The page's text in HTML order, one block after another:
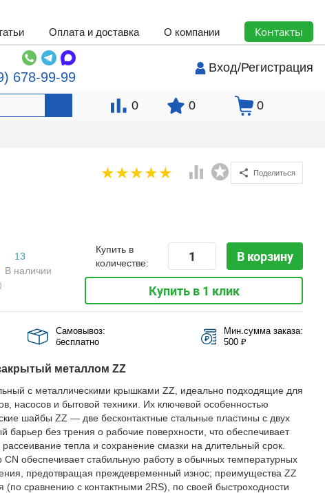
Оплата и доставка О компании Контакты
678-99-99
Вход/Регистрация
0 0 0
Поделиться
13
В наличии
Купить в
количестве:
В корзину
Купить в 1 клик
Самовывоз:
бесплатно
Мин.сумма заказа:
500 ₽
металлом ZZ
с металлическими крышками ZZ, идеально подходящие для
насосов и бытовой техники. Их ключевой особенностью
шайбы ZZ — две бесконтактные стальные пластины с двух
барьер без трения о рабочие поверхности, что обеспечивает
тепла и сохранение смазки на длительный срок.
обеспечивает стабильную работу в обычных температурных
предотвращая преждевременный износ; преимущества ZZ
(по сравнению с контактными 2RS), по своей быстроходности